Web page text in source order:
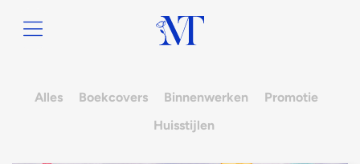
Alles Boekcovers Binnenwerken
Promotie
Huisstijlen